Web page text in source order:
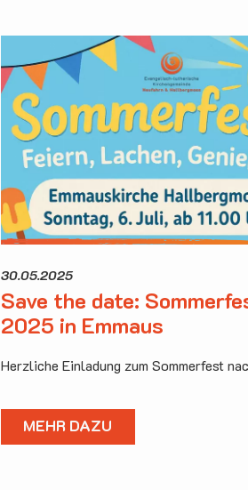
30.05.2025
Save the date:
2025 in Emmaus
Herzliche Einladung zum Sommerfest
MEHR DAZU